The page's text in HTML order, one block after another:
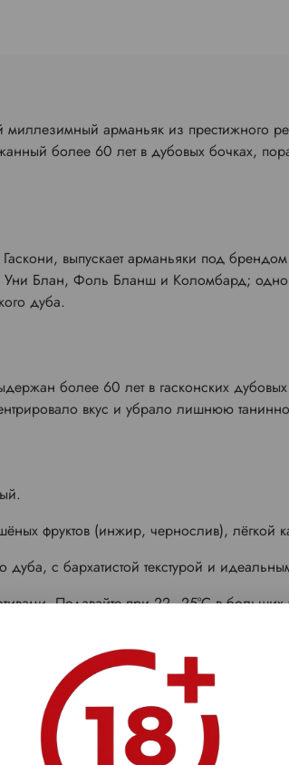
арманьяк из престижного
более 60 лет в дубовых бочках,
выпускает арманьяки под
Уни Блан, Фоль Бланш и Коломбард;
дуба.
более 60 лет в гасконских
вкус и убрало лишнюю
фруктов (инжир, чернослив), лёгкой
с бархатистой текстурой и
Подавайте при 22–25°C в
1964 года, высоко ценятся в
в подарочной упаковке, где